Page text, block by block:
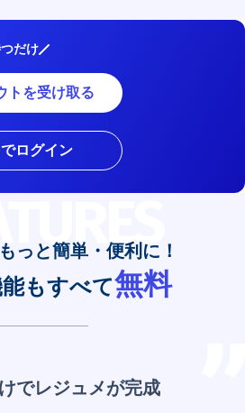
だけ
トを受け取る
ログイン
っと簡単・便利に！
もすべて無料
でレジュメが完成